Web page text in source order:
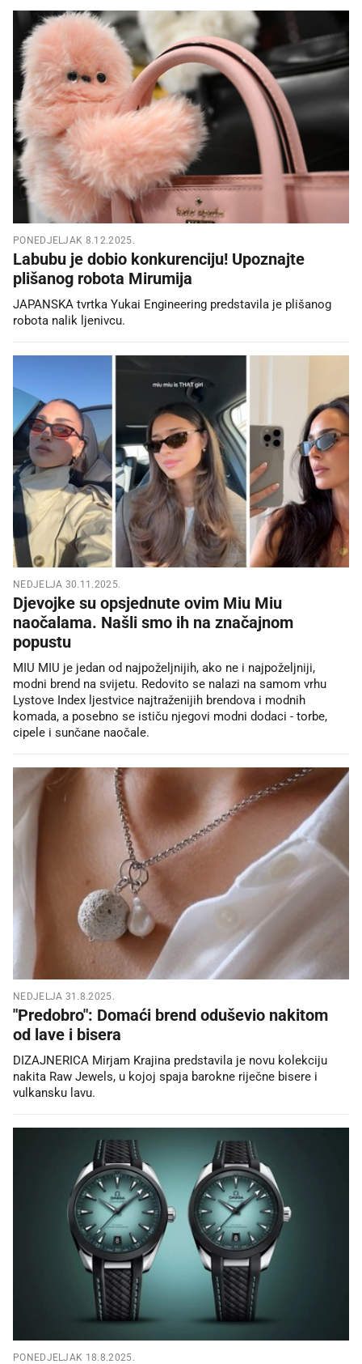
PONEDJELJAK 8.12.2025.
Labubu je dobio konkurenciju! Upoznajte
plišanog robota Mirumija
JAPANSKA tvrtka Yukai Engineering predstavila je plišanog
robota nalik ljenivcu.
NEDJELJA 30.11.2025.
Djevojke su opsjednute ovim Miu Miu
naočalama. Našli smo ih na značajnom
popustu
MIU MIU je jedan od najpoželjnijih, ako ne i najpoželjniji,
modni brend na svijetu. Redovito se nalazi na samom vrhu
Lystove Index ljestvice najtraženijih brendova i modnih
komada, a posebno se ističu njegovi modni dodaci - torbe,
cipele i sunčane naočale.
NEDJELJA 31.8.2025.
"Predobro": Domaći brend oduševio nakitom
od lave i bisera
DIZAJNERICA Mirjam Krajina predstavila je novu kolekciju
nakita Raw Jewels, u kojoj spaja barokne riječne bisere i
vulkansku lavu.
PONEDJELJAK 18.8.2025.